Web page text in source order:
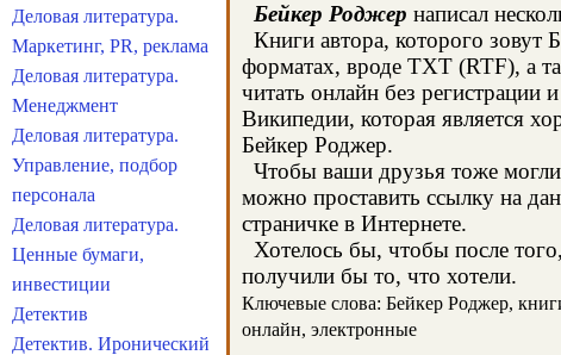
Бейкеp Роджер написал
Книги автора, которого зовут
форматах, вроде TXT (RTF), а
читать онлайн без
Википедии, которая является
Бейкеp Роджер.
Чтобы ваши друзья тоже могли
можно проставить ссылку на
страничке в Интернете.
Хотелось бы, чтобы после
получили бы то, что хотели.
Ключевые слова: Бейкеp Роджер,
онлайн, электронные
Деловая литература.
Маркетинг, PR, реклама
Деловая литература.
Менеджмент
Деловая литература.
Управление, подбор
персонала
Деловая литература.
Ценные бумаги,
инвестиции
Детектив
Детектив. Иронический